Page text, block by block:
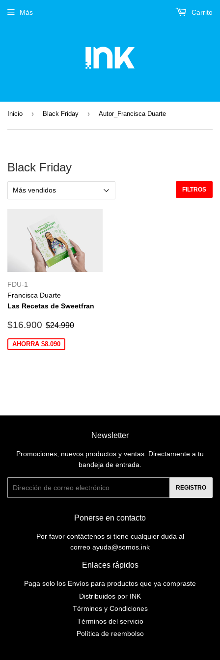
Más Carrito
Inicio › Black Friday › Autor_Francisca Duarte
Black Friday
FILTROS
FDU-1
Francisca Duarte
Las Recetas de Sweetfran
Precio
oferta
$16.900 $16.900
Precio habitual
$24.990
AHORRA $8.090
Newsletter
Promociones, nuevos productos y ventas. Directamente a tu
bandeja de entrada.
REGISTRO
Ponerse en contacto
Por favor contáctenos si tiene cualquier duda al
correo ayuda@somos.ink
Enlaces rápidos
Paga solo los Envíos para productos que ya compraste
Distribuidos por INK
Términos y Condiciones
Términos del servicio
Política de reembolso